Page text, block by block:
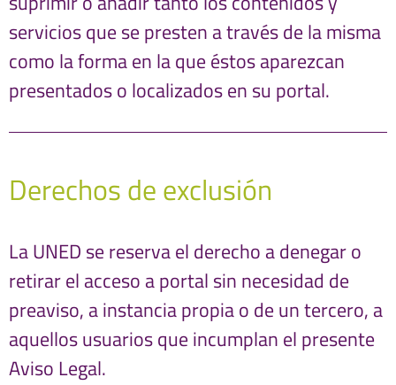
servicios que se presten a través de la misma
como la forma en la que éstos aparezcan
presentados o localizados en su portal.
Derechos de exclusión
La UNED se reserva el derecho a denegar o
retirar el acceso a portal sin necesidad de
preaviso, a instancia propia o de un tercero, a
aquellos usuarios que incumplan el presente
Aviso Legal.